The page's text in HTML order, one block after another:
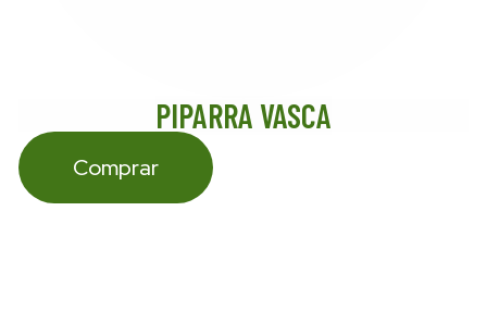
PIPARRA VASCA
Comprar